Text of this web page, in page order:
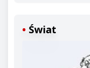
Świat